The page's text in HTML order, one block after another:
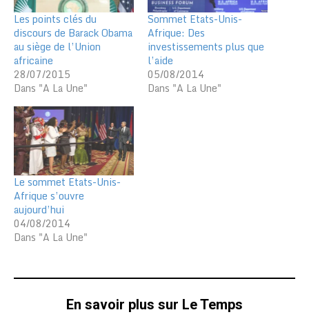
Les points clés du
discours de Barack Obama
au siège de l’Union
africaine
28/07/2015
Dans "A La Une"
Sommet Etats-Unis-
Afrique: Des
investissements plus que
l’aide
05/08/2014
Dans "A La Une"
Le sommet Etats-Unis-
Afrique s’ouvre
aujourd’hui
04/08/2014
Dans "A La Une"
En savoir plus sur Le Temps